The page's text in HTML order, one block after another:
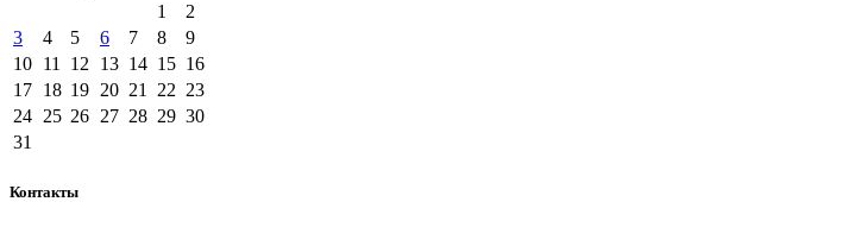
1
2
3
4 5 6 7 8
9
10 11 12 13 14 15 16
17 18 19 20 21 22 23
24 25 26 27 28 29 30
31
Контакты